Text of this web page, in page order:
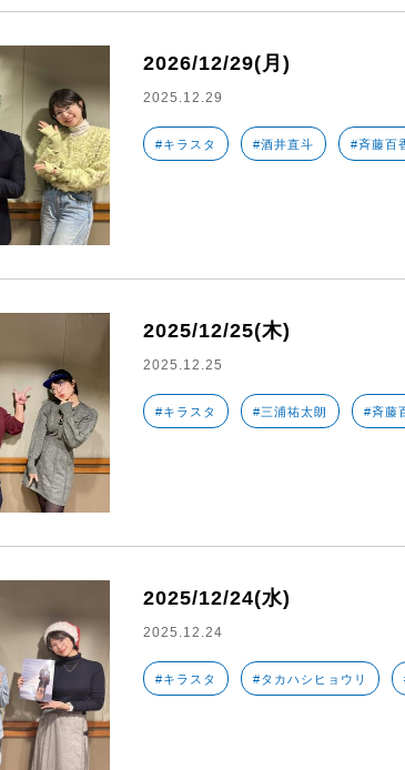
2026/12/29(月)
2025.12.29
#キラスタ #酒井直斗 #斉藤百
2025/12/25(木)
2025.12.25
#キラスタ #三浦祐太朗 #斉藤
2025/12/24(水)
2025.12.24
#キラスタ #タカハシヒョウリ